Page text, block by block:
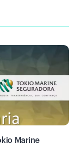
Marine